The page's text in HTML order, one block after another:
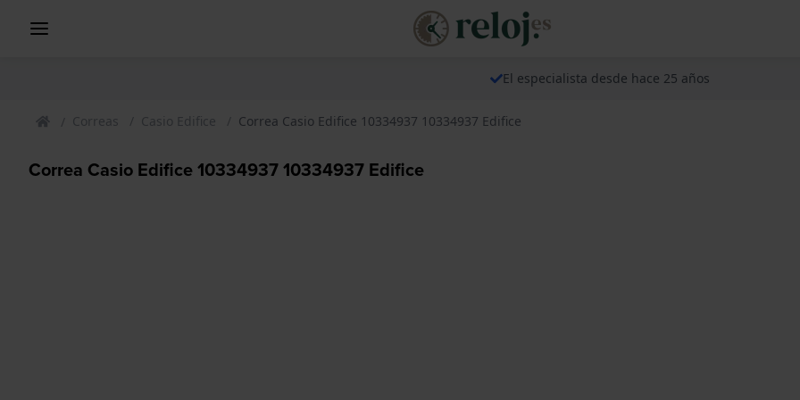
El especialista desde hace 25 años
Correas Casio Edifice Correa Casio Edifice 10334937 10334937 Edifice
Correa Casio Edifice 10334937 10334937 Edifice